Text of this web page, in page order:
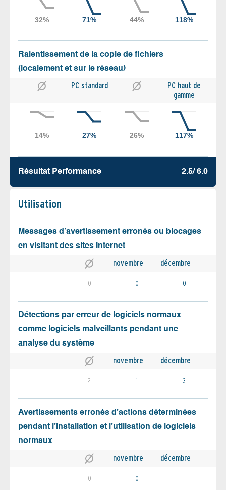
Ralentissement de la copie de fichiers
(localement et sur le réseau)
PC standard
PC haut de
gamme
Résultat Performance 2.5/ 6.0
Utilisation
Messages d’avertissement erronés ou blocages
en visitant des sites Internet
novembre décembre
0 0 0
Détections par erreur de logiciels normaux
comme logiciels malveillants pendant une
analyse du système
novembre décembre
2 1 3
Avertissements erronés d’actions déterminées
pendant l’installation et l’utilisation de logiciels
normaux
novembre décembre
0 0